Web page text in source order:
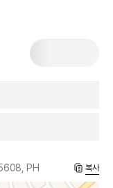
PH 복사